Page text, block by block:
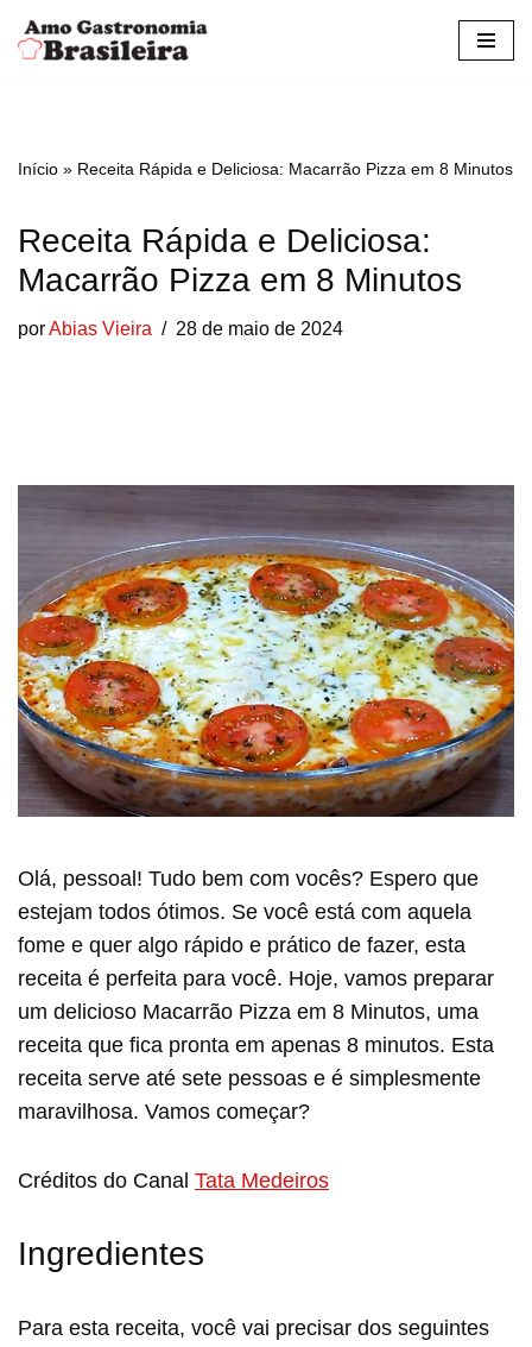
Pular
conteúdo
Início » Receita Rápida e Deliciosa: Macarrão Pizza em 8 Minutos
Receita Rápida e Deliciosa:
Macarrão Pizza em 8 Minutos
porAbias Vieira 28 de maio de 2024
Olá, pessoal! Tudo bem com vocês? Espero que
estejam todos ótimos. Se você está com aquela
fome e quer algo rápido e prático de fazer, esta
receita é perfeita para você. Hoje, vamos preparar
um delicioso Macarrão Pizza em 8 Minutos, uma
receita que fica pronta em apenas 8 minutos. Esta
receita serve até sete pessoas e é simplesmente
maravilhosa. Vamos começar?
Créditos do Canal Tata Medeiros
Ingredientes
Para esta receita, você vai precisar dos seguintes